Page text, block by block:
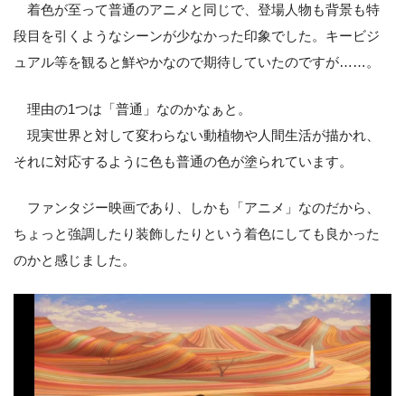
着色が至って普通のアニメと同じで、登場人物も背景も特
段目を引くようなシーンが少なかった印象でした。キービジ
ュアル等を観ると鮮やかなので期待していたのですが……。
理由の1つは「普通」なのかなぁと。
現実世界と対して変わらない動植物や人間生活が描かれ、
それに対応するように色も普通の色が塗られています。
ファンタジー映画であり、しかも「アニメ」なのだから、
ちょっと強調したり装飾したりという着色にしても良かった
のかと感じました。